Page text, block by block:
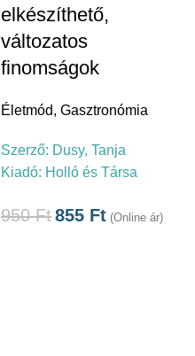
elkészíthető,
változatos
finomságok
Életmód, Gasztronómia
Szerző: Dusy, Tanja
Kiadó: Holló és Társa
950Ft855 Ft (Online ár)